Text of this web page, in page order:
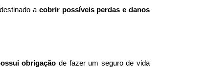
a cobrir possíveis perdas e danos
obrigação de fazer um seguro de vida